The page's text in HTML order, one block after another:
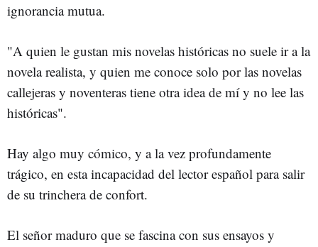
ignorancia mutua.
"A quien le gustan mis novelas históricas no suele ir a la
novela realista, y quien me conoce solo por las novelas
callejeras y noventeras tiene otra idea de mí y no lee las
históricas".
Hay algo muy cómico, y a la vez profundamente
trágico, en esta incapacidad del lector español para salir
de su trinchera de confort.
El señor maduro que se fascina con sus ensayos y